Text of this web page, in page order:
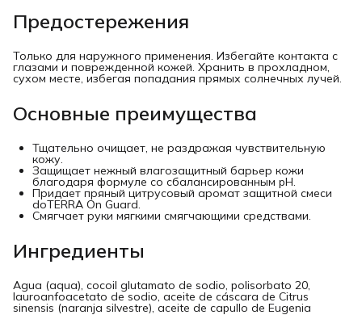
Предостережения
Только для наружного применения. Избегайте контакта с
глазами и поврежденной кожей. Хранить в прохладном,
сухом месте, избегая попадания прямых солнечных лучей.
Основные преимущества
Тщательно очищает, не раздражая чувствительную
кожу.
Защищает нежный влагозащитный барьер кожи
благодаря формуле со сбалансированным pH.
Придает пряный цитрусовый аромат защитной смеси
doTERRA On Guard.
Смягчает руки мягкими смягчающими средствами.
Ингредиенты
Agua (aqua), cocoil glutamato de sodio, polisorbato 20,
lauroanfoacetato de sodio, aceite de cáscara de Citrus
sinensis (naranja silvestre), aceite de capullo de Eugenia